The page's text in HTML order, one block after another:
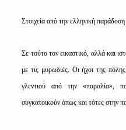
Στοιχεία από την ελληνική
Σε τούτο τον εικαστικό, αλλά και
με τις μυρωδιές. Οι ήχοι της
γλεντιού από την «παραλία»,
συγκατοικούν όπως και τότες στην